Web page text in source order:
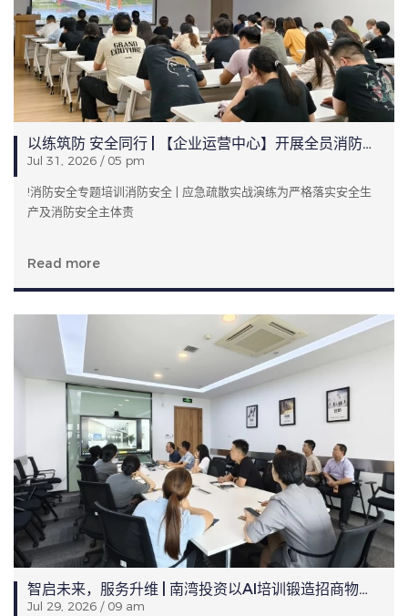
以练筑防 安全同行 | 【企业运营中心】开展全员消防安全专项培训及应急疏散实战演练
Jul 31, 2026 / 05 pm
!消防安全专题培训消防安全 | 应急疏散实战演练为严格落实安全生
产及消防安全主体责
Read more
智启未来，服务升维 | 南湾投资以AI培训锻造招商物业新动能
Jul 29, 2026 / 09 am